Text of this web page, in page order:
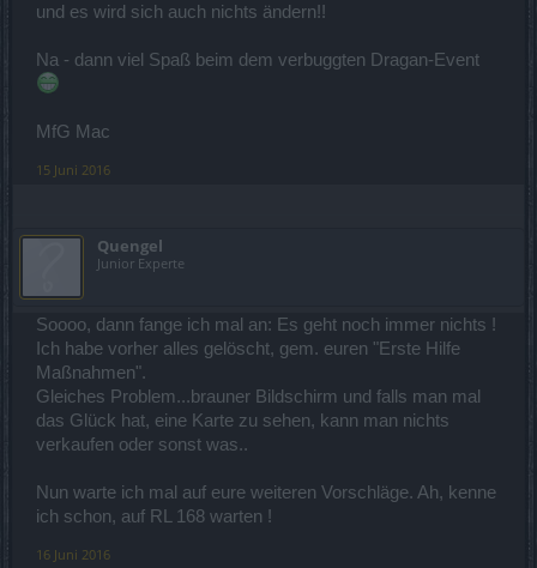
und es wird sich auch nichts ändern!!
Na - dann viel Spaß beim dem verbuggten Dragan-Event
MfG Mac
15 Juni 2016
Quengel
Junior Experte
Soooo, dann fange ich mal an: Es geht noch immer nichts !
Ich habe vorher alles gelöscht, gem. euren "Erste Hilfe
Maßnahmen".
Gleiches Problem...brauner Bildschirm und falls man mal
das Glück hat, eine Karte zu sehen, kann man nichts
verkaufen oder sonst was..
Nun warte ich mal auf eure weiteren Vorschläge. Ah, kenne
ich schon, auf RL 168 warten !
16 Juni 2016